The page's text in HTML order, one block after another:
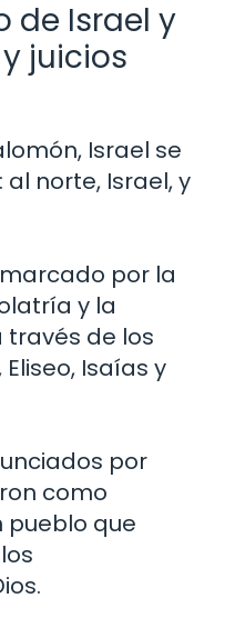
de Israel y
juicios
Israel se
norte, Israel, y
por la
y la
través de los
Isaías y
por
como
que